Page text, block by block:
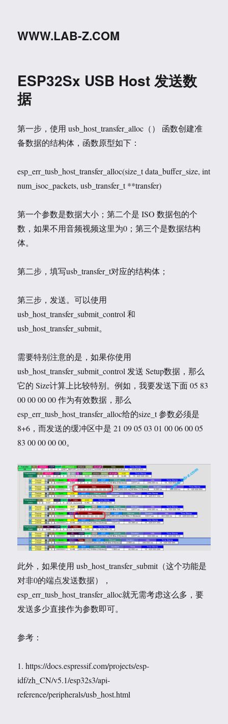
WWW.LAB-Z.COM
ESP32Sx USB Host 发送数
据
第一步，使用 usb_host_transfer_alloc（） 函数创建准
备数据的结构体，函数原型如下：
esp_err_tusb_host_transfer_alloc(size_t data_buffer_size, int
num_isoc_packets, usb_transfer_t **transfer)
第一个参数是数据大小；第二个是 ISO 数据包的个
数，如果不用音频视频这里为0；第三个是数据结构
体。
第二步，填写usb_transfer_t对应的结构体；
第三步，发送。可以使用
usb_host_transfer_submit_control 和
usb_host_transfer_submit。
需要特别注意的是，如果你使用
usb_host_transfer_submit_control 发送 Setup数据，那么
它的 Size计算上比较特别。例如，我要发送下面 05 83
00 00 00 00 作为有效数据，那么
esp_err_tusb_host_transfer_alloc给的size_t 参数必须是
8+6，而发送的缓冲区中是 21 09 05 03 01 00 06 00 05
83 00 00 00 00。
此外，如果使用 usb_host_transfer_submit（这个功能是
对非0的端点发送数据），
esp_err_tusb_host_transfer_alloc就无需考虑这么多，要
发送多少直接作为参数即可。
参考：
1. https://docs.espressif.com/projects/esp-
idf/zh_CN/v5.1/esp32s3/api-
reference/peripherals/usb_host.html